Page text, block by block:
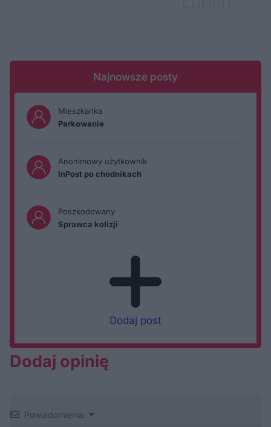
Najnowsze posty
Mieszkanka
Parkowanie
Anonimowy użytkownik
InPost po chodnikach
Poszkodowany
Sprawca kolizji
Dodaj post
Dodaj opinię
Powiadomienia